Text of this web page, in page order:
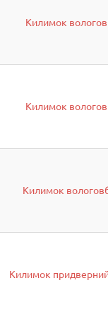
Килимок
Килимок
Килимок
Килимок